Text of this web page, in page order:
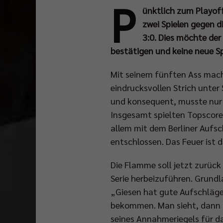
P
ünktlich zum
zwei Spielen gegen
3:0. Dies möchte
bestätigen und keine neue
Mit seinem fünften Ass
eindrucksvollen Strich unter
und konsequent, musste
Insgesamt spielten
allem mit dem Berliner
entschlossen. Das Feuer ist
Die Flamme soll jetzt
Serie herbeizuführen.
„Giesen hat gute
bekommen. Man sieht,
seines Annahmeriegels für